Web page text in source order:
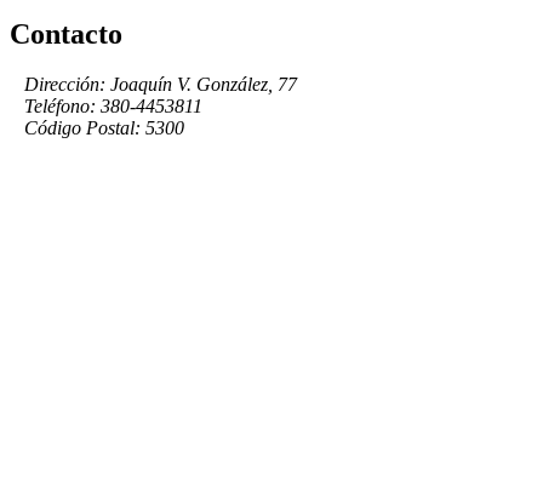
Contacto
Dirección: Joaquín V. González, 77
Teléfono: 380-4453811
Código Postal: 5300